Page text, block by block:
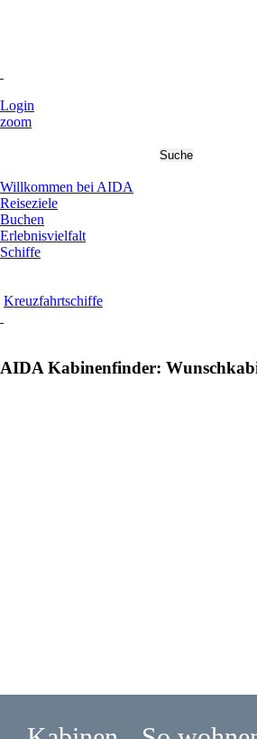
Login
zoom
Willkommen bei AIDA
Reiseziele
Buchen
Erlebnisvielfalt
Schiffe
Kreuzfahrtschiffe
AIDA Kabinenfinder: